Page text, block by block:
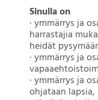
Sinulla on
· ymmärrys ja
harrastajia
heidät
· ymmärrys ja
· ymmärrys ja
ohjataan